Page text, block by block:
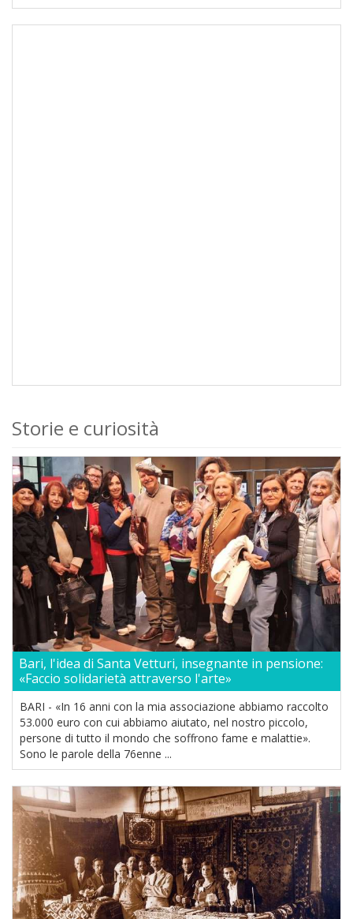
Storie e curiosità
Bari, l'idea di Santa Vetturi, insegnante in pensione:
«Faccio solidarietà attraverso l'arte»
BARI - «In 16 anni con la mia associazione abbiamo raccolto
53.000 euro con cui abbiamo aiutato, nel nostro piccolo,
persone di tutto il mondo che soffrono fame e malattie».
Sono le parole della 76enne ...